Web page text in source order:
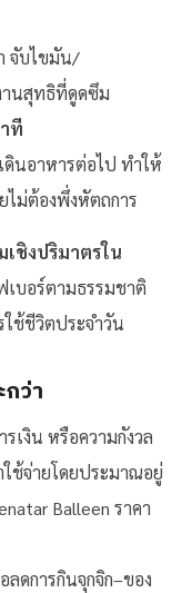
จับไขมัน/
านสุทธิที่ดูดซึม
ที
ดินอาหารต่อไป ทำให้
ไม่ต้องพึ่งหัตถการ
ชิงปริมาตรใน
เบอร์ตามธรรมชาติ
ช้ชีวิตประจำวัน
กว่า
เงิน หรือความกังวล
ใช้จ่ายโดยประมาณอยู่
Balleen ราคา
ดการกินจุกจิก–ของ